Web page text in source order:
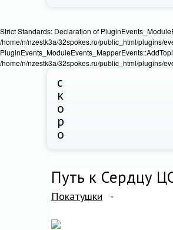
Strict Standards: Declaration of
/home/n/nzestk3a/32spokes.ru/public_html/plugins/
/home/n/nzestk3a/32spokes.ru/public_html/plugins/
с
к
о
р
о
Путь к Сердцу
Покатушки